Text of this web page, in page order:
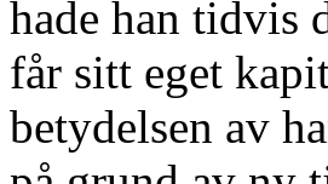
hade han tidvis
får sitt eget
betydelsen av